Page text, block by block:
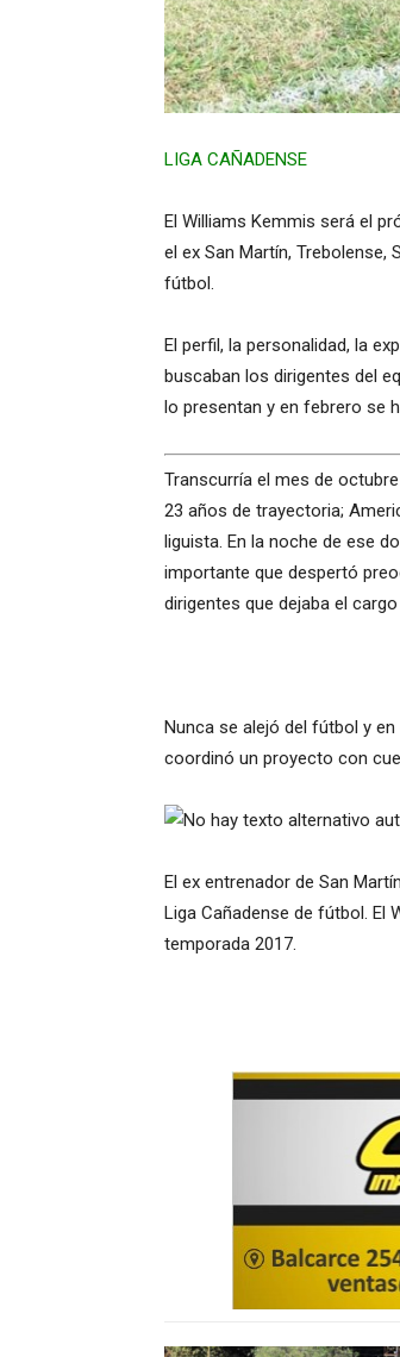
LIGA CAÑADENSE
El Williams Kemmis será el
el ex San Martín, Trebolense,
fútbol.
El perfil, la personalidad, la
buscaban los dirigentes del
lo presentan y en febrero se
Transcurría el mes de
23 años de trayectoria;
liguista. En la noche de ese
importante que despertó
dirigentes que dejaba el
Nunca se alejó del fútbol y
coordinó un proyecto con
El ex entrenador de San
Liga Cañadense de fútbol. El
temporada 2017.